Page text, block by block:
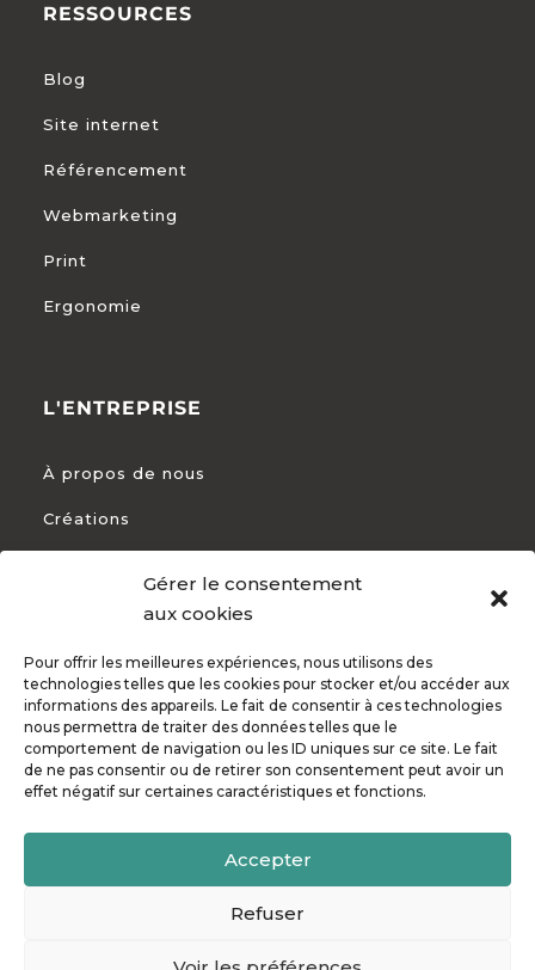
Gérer le consentement
aux cookies
Pour offrir les meilleures expériences, nous utilisons des
technologies telles que les cookies pour stocker et/ou accéder aux
informations des appareils. Le fait de consentir à ces technologies
nous permettra de traiter des données telles que le
comportement de navigation ou les ID uniques sur ce site. Le fait
de ne pas consentir ou de retirer son consentement peut avoir un
effet négatif sur certaines caractéristiques et fonctions.
Accepter
Refuser
RESSOURCES
Blog
Site internet
Référencement
Webmarketing
Print
Ergonomie
L'ENTREPRISE
À propos de nous
Créations
Nos services
Pourquoi nous choisir ?
CONTACT
82 Rte de Bayonne 31300 Toulouse